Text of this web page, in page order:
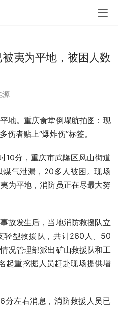
夷为平地，被困人数
源
地。重庆食堂倒塌航拍图：现
伤者贴上“爆炸伤”标签。
10分，重庆市武隆区凤山街道
气泄漏，20多人被困。现场
为平地，消防员正在尽最大努
故发生后，当地消防救援队立
轻型救援队，共计260人、50
况管理部派出矿山救援队和工
起重挖掘人员赶赴现场提供增
分左右消息，消防救援人员已